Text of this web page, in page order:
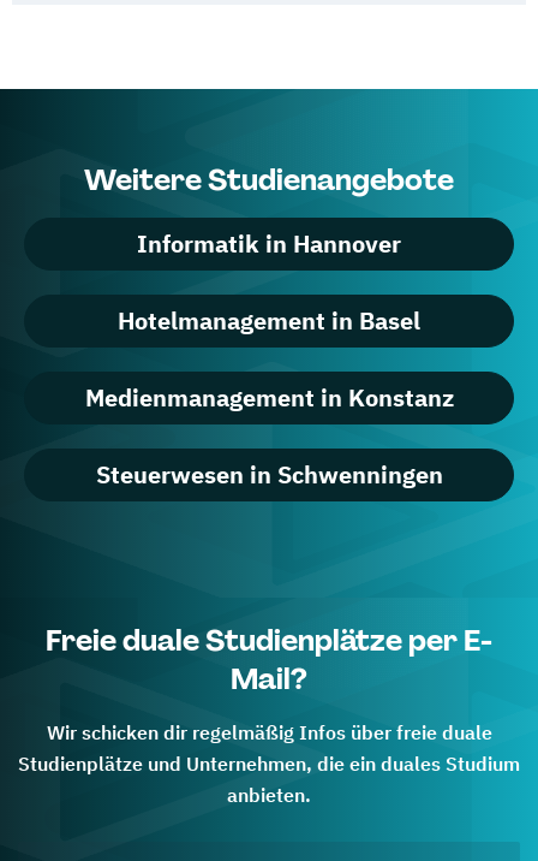
Weitere Studienangebote
Informatik in Hannover
Hotelmanagement in Basel
Medienmanagement in Konstanz
Steuerwesen in Schwenningen
Freie duale Studienplätze per E-
Mail?
Wir schicken dir regelmäßig Infos über freie duale
Studienplätze und Unternehmen, die ein duales Studium
anbieten.